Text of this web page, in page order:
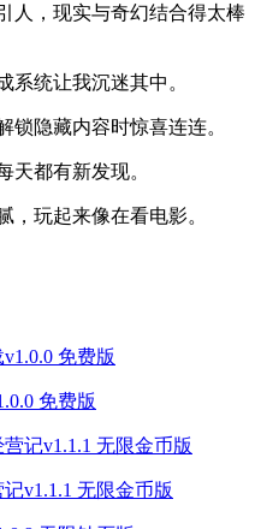
人，现实与奇幻结合得太棒
系统让我沉迷其中。
锁隐藏内容时惊喜连连。
天都有新发现。
，玩起来像在看电影。
免费版
v1.1.1 无限金币版